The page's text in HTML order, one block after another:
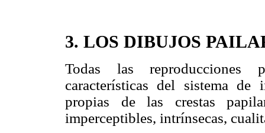
3. LOS DIBUJOS
Todas las reproducciones
características del sistema
propias de las crestas
imperceptibles, intrínsecas,